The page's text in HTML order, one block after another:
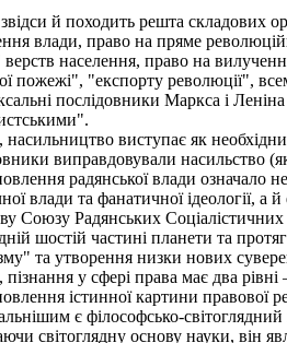
й походить решта складових
влади, право на пряме
населення, право на
пожежі", "експорту революції",
послідовники Маркса і
виступає як
виправдовували насильство
радянської влади означало
влади та фанатичної ідеології,
Союзу Радянських Соціалістичних
шостій частині планети та
та утворення низки нових
у сфері права має два
істинної картини правової
є філософсько-
світоглядну основу науки, він